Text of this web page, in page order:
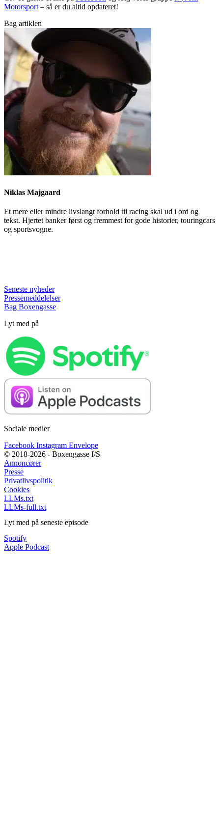
Motorsport– så er du altid opdateret!
Bag artiklen
Niklas Majgaard
Et mere eller mindre livslangt forhold til racing skal ud i ord og
tekst. Hjertet banker først og fremmest for gode historier, touringcars
og sportsvogne.
Seneste nyheder
Pressemeddelelser
Bag Boxengasse
Lyt med på
Sociale medier
Facebook Instagram Envelope
© 2018-2026 - Boxengasse I/S
Annoncører
Presse
Privatlivspolitik
Cookies
LLMs.txt
LLMs-full.txt
Lyt med på seneste episode
Spotify
Apple Podcast